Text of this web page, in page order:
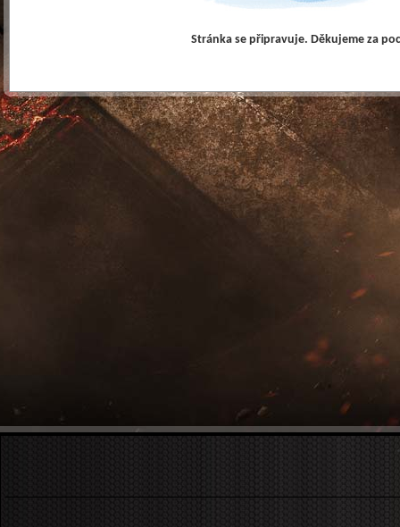
Stránka se připravuje. Děkujeme za